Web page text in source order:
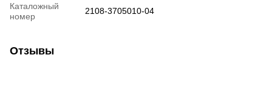
Каталожный
номер
2108-3705010-04
Отзывы